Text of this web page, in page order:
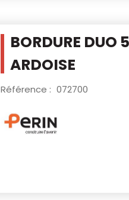
BORDURE DUO
ARDOISE
Référence : 072700